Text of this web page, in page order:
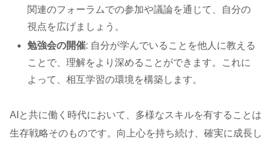
関連のフォーラムでの参加や議論を通じて、自分の
視点を広げましょう。
勉強会の開催: 自分が学んでいることを他人に教える
ことで、理解をより深めることができます。これに
よって、相互学習の環境を構築します。
AIと共に働く時代において、多様なスキルを有することは
生存戦略そのものです。向上心を持ち続け、確実に成長し